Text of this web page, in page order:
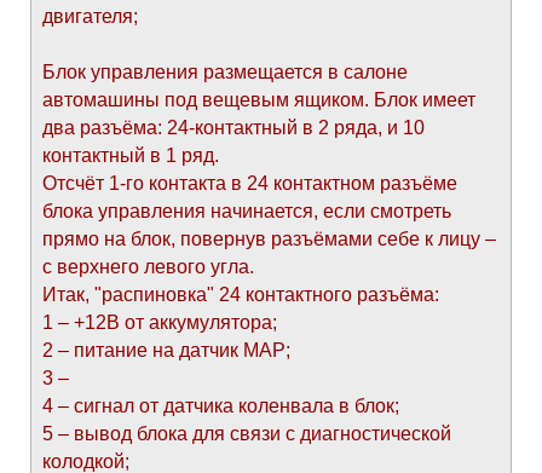
двигателя;
Блок управления размещается в салоне
автомашины под вещевым ящиком. Блок имеет
два разъёма: 24-контактный в 2 ряда, и 10
контактный в 1 ряд.
Отсчёт 1-го контакта в 24 контактном разъёме
блока управления начинается, если смотреть
прямо на блок, повернув разъёмами себе к лицу –
с верхнего левого угла.
Итак, "распиновка" 24 контактного разъёма:
1 – +12В от аккумулятора;
2 – питание на датчик МАР;
3 –
4 – сигнал от датчика коленвала в блок;
5 – вывод блока для связи с диагностической
колодкой;